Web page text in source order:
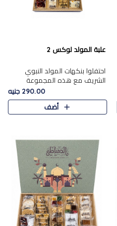
علبة المولد لوكس 2
احتفلوا بنكهات المولد النبوي
الشريف مع هذه المجموعة
الفاخرة المكونة من 19 قطعة،
والتي تم اختيارها بعناية فائقة لتُبرز
تشكيلة واسعة من الحلويات
290.00 جنيه
أضف